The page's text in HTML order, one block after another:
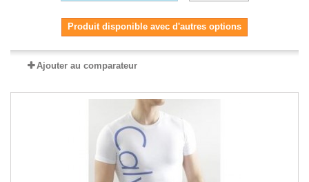
Produit disponible avec d'autres options
Ajouter au comparateur